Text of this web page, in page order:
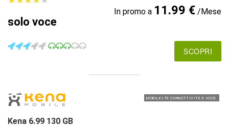
solo voce
In promo a 11.99 €/Mese
SCOPRI
MOBILE LTE CONNETTIVITÀ E VOCE
Kena 6.99 130 GB